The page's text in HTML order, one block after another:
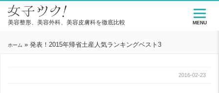
美容整形、美容外科、美容皮膚科を徹底比較
ホーム » 発表！2015年帰省土産人気ランキングベスト3
2016-02-23
MENU